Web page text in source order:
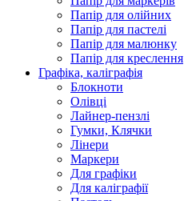
Папір для олійних
Папір для пастелі
Папір для малюнку
Папір для креслення
Графіка, каліграфія
Блокноти
Олівці
Лайнер-пензлі
Гумки, Клячки
Лінери
Маркери
Для графіки
Для каліграфії